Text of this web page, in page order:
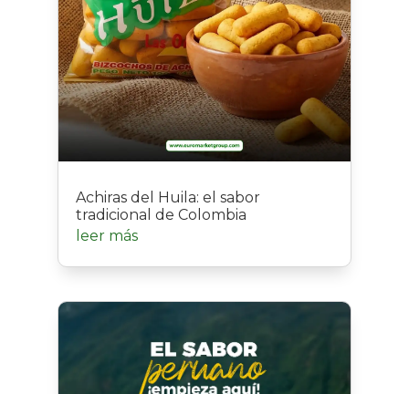
Achiras del Huila: el sabor
tradicional de Colombia
leer más